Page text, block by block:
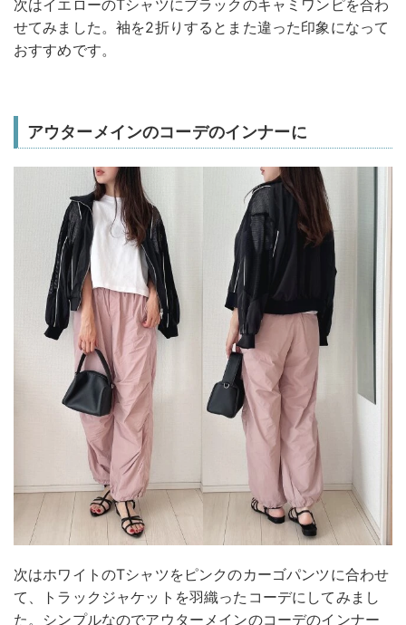
次はイエローのTシャツにブラックのキャミワンピを合わ
せてみました。袖を2折りするとまた違った印象になって
おすすめです。
アウターメインのコーデのインナーに
次はホワイトのTシャツをピンクのカーゴパンツに合わせ
て、トラックジャケットを羽織ったコーデにしてみまし
た。シンプルなのでアウターメインのコーデのインナー